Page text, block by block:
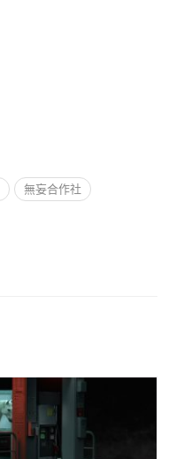
無妄合作社